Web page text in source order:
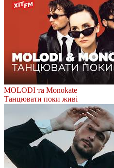
MOLODI та Monokate
Танцювати поки живі